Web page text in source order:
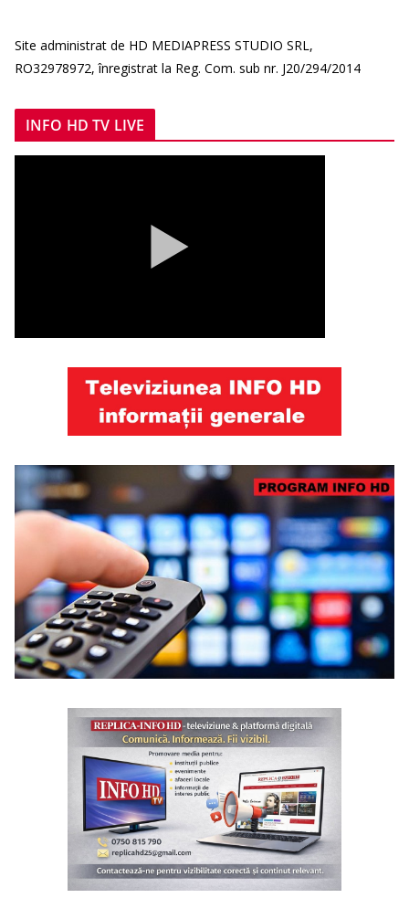
Site administrat de HD MEDIAPRESS STUDIO SRL,
RO32978972, înregistrat la Reg. Com. sub nr. J20/294/2014
INFO HD TV LIVE